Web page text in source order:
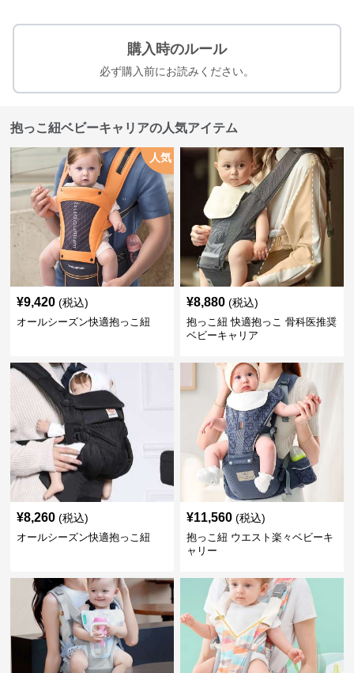
購入時のルール
必ず購入前にお読みください。
抱っこ紐ベビーキャリアの人気アイテム
人気
¥9,420 (税込)
オールシーズン快適抱っこ紐
¥8,880 (税込)
抱っこ紐 快適抱っこ 骨科医推奨
ベビーキャリア
¥8,260 (税込)
オールシーズン快適抱っこ紐
¥11,560 (税込)
抱っこ紐 ウエスト楽々ベビーキ
ャリー